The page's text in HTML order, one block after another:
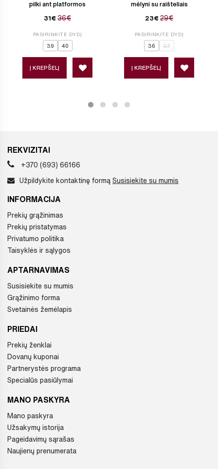
pilki ant platformos
31€ 36€
PASIRINKITE DYDĮ
39 40
Į KREPŠELĮ
mėlyni su raišteliais
23€ 29€
PASIRINKITE DYDĮ
36 37
Į KREPŠELĮ
REKVIZITAI
+370 (693) 66166
Užpildykite kontaktinę formą Susisiekite su mumis
INFORMACIJA
Prekių grąžinimas
Prekių pristatymas
Privatumo politika
Taisyklės ir sąlygos
APTARNAVIMAS
Susisiekite su mumis
Grąžinimo forma
Svetainės žemėlapis
PRIEDAI
Prekių ženklai
Dovanų kuponai
Partnerystės programa
Specialūs pasiūlymai
MANO PASKYRA
Mano paskyra
Užsakymų istorija
Pageidavimų sąrašas
Naujienų prenumerata